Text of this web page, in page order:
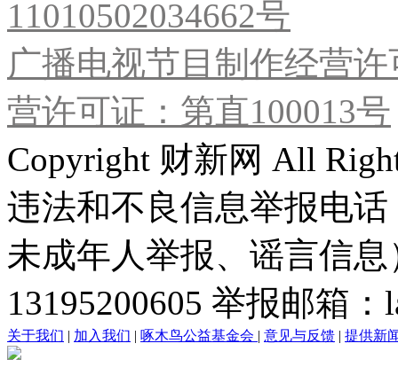
11010502034662号
广播电视节目制作经营
营许可证：第直100013号
Copyright 财新网 All
违法和不良信息举报电
未成年人举报、谣言信
13195200605 举报邮箱
关于我们 | 加入我们 | 啄木鸟公益基金会 | 意见与反馈 | 提供新